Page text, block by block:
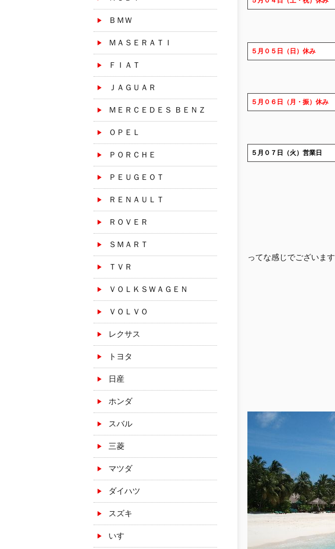
ＢＭＷ
ＭＡＳＥＲＡＴＩ
ＦＩＡＴ
ＪＡＧＵＡＲ
ＭＥＲＣＥＤＥＳ ＢＥＮＺ
ＯＰＥＬ
ＰＯＲＣＨＥ
ＰＥＵＧＥＯＴ
ＲＥＮＡＵＬＴ
ＲＯＶＥＲ
ＳＭＡＲＴ
ＴＶＲ
ＶＯＬＫＳＷＡＧＥＮ
ＶＯＬＶＯ
レクサス
トヨタ
日産
ホンダ
スバル
三菱
マツダ
ダイハツ
スズキ
いすゞ
５月０５日（日）休み
５月０６日（月・振）休み
５月０７日（火）営業日
ってな感じでございます